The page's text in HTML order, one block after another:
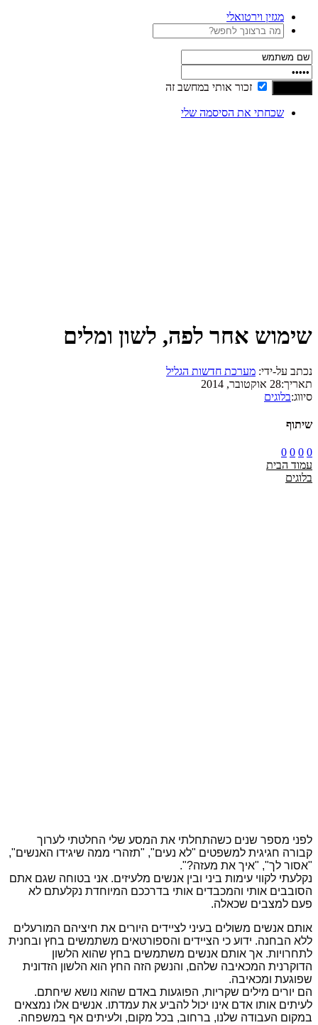
מגזין וירטואלי
זכור אותי במחשב זה
שכחתי את הסיסמה שלי
שימוש אחר לפה, לשון ומלים
נכתב על-ידי: מערכת חדשות הגליל
תאריך:28 אוקטובר, 2014
סיווג:בלוגים
שיתוף
0
0
0
0
עמוד הבית
בלוגים
לפני מספר שנים כשהתחלתי את המסע שלי החלטתי לערוך
קבורה חגיגית למשפטים "לא נעים", "תזהרי ממה שיגידו האנשים",
"אסור לך", "איך את מעזה?".
נקלעתי לקווי עימות ביני ובין אנשים מלעיזים. אני בטוחה שגם אתם
הסובבים אותי והמכבדים אותי בדרככם המיוחדת נקלעתם לא
פעם למצבים שכאלה.
אותם אנשים משולים בעיני לציידים היורים את חיציהם המורעלים
ללא הבחנה. ידוע כי הציידים והספורטאים משתמשים בחץ ובחנית
לתחרויות. אך אותם אנשים משתמשים בחץ שהוא הלשון
הדוקרנית המכאיבה שלהם, והנשק הזה החץ הוא הלשון הזדונית
שפוגעת ומכאיבה.
הם יורים מילים שקריות, הפוגעות באדם שהוא נושא שיחתם.
לעיתים אותו אדם אינו יכול להביע את עמדתו. אנשים אלו נמצאים
במקום העבודה שלנו, ברחוב, בכל מקום, ולעיתים אף במשפחה.